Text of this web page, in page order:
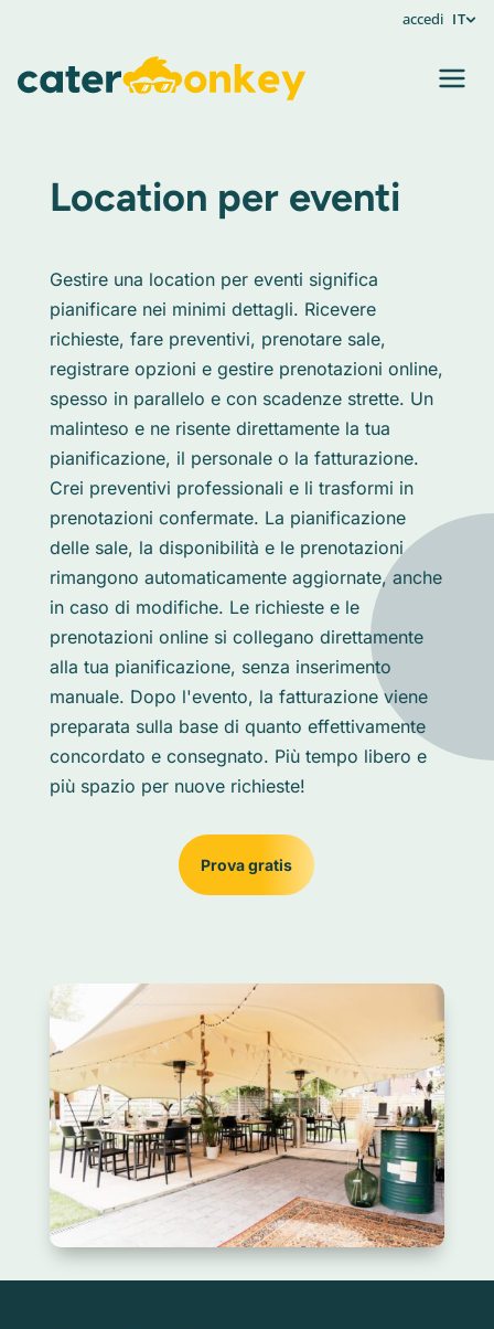
accedi IT
Location per eventi
Gestire una location per eventi significa
pianificare nei minimi dettagli. Ricevere
richieste, fare preventivi, prenotare sale,
registrare opzioni e gestire prenotazioni online,
spesso in parallelo e con scadenze strette. Un
malinteso e ne risente direttamente la tua
pianificazione, il personale o la fatturazione.
Crei preventivi professionali e li trasformi in
prenotazioni confermate. La pianificazione
delle sale, la disponibilità e le prenotazioni
rimangono automaticamente aggiornate, anche
in caso di modifiche. Le richieste e le
prenotazioni online si collegano direttamente
alla tua pianificazione, senza inserimento
manuale. Dopo l'evento, la fatturazione viene
preparata sulla base di quanto effettivamente
concordato e consegnato. Più tempo libero e
più spazio per nuove richieste!
Prova gratis